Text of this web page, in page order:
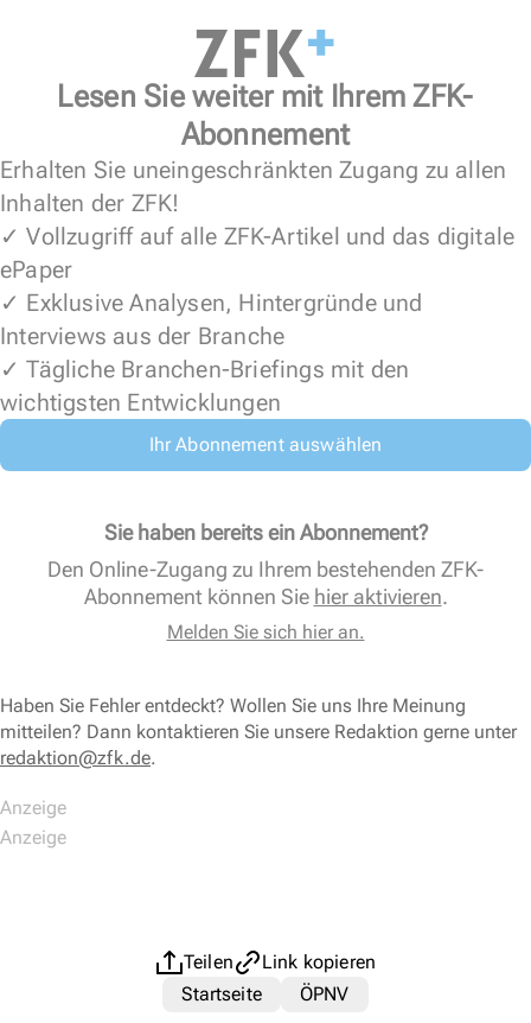
Lesen Sie weiter mit Ihrem ZFK-
Abonnement
Erhalten Sie uneingeschränkten Zugang zu allen
Inhalten der ZFK!
✓ Vollzugriff auf alle ZFK-Artikel und das digitale
ePaper
✓ Exklusive Analysen, Hintergründe und
Interviews aus der Branche
✓ Tägliche Branchen-Briefings mit den
wichtigsten Entwicklungen
Ihr Abonnement auswählen
Sie haben bereits ein Abonnement?
Den Online-Zugang zu Ihrem bestehenden ZFK-
Abonnement können Sie hier aktivieren.
Melden Sie sich hier an.
Haben Sie Fehler entdeckt? Wollen Sie uns Ihre Meinung
mitteilen? Dann kontaktieren Sie unsere Redaktion gerne unter
redaktion@zfk.de.
Teilen
Link kopieren
Startseite
ÖPNV